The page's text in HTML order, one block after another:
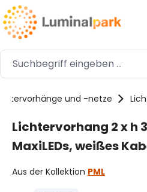
Zum Hauptinhalt springen
und -netze
Lichtervorhang 2 x h
MaxiLEDs, weißes
Aus der Kollektion PML